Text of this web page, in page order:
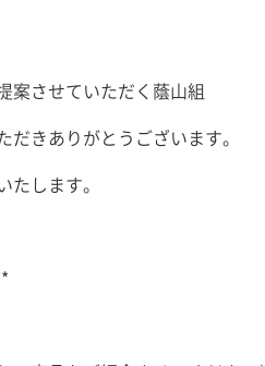
案させていただく蔭山組
だきありがとうございます。
たします。